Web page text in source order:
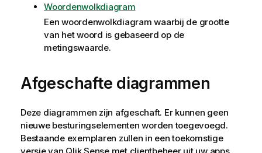
Woordenwolkdiagram
Een woordenwolkdiagram waarbij de grootte
van het woord is gebaseerd op de
metingswaarde.
Afgeschafte diagrammen
Deze diagrammen zijn afgeschaft. Er kunnen geen
nieuwe besturingselementen worden toegevoegd.
Bestaande exemplaren zullen in een toekomstige